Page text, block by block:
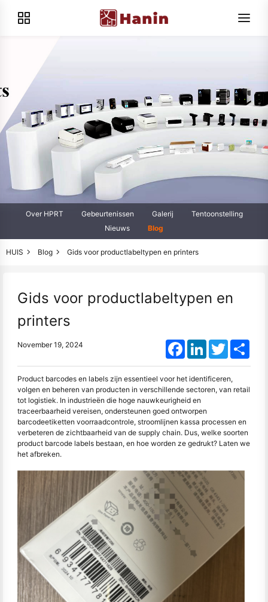
Over HPRT Gebeurtenissen Galerij
Tentoonstelling
Nieuws
Blog
HUIS Blog Gids voor productlabeltypen en printers
Gids voor productlabeltypen en
printers
November 19, 2024 FacebookLinkedInTwitter
Product barcodes en labels zijn essentieel voor het identificeren,
volgen en beheren van producten in verschillende sectoren, van retail
tot logistiek. In industrieën die hoge nauwkeurigheid en
traceerbaarheid vereisen, ondersteunen goed ontworpen
barcodeetiketten voorraadcontrole, stroomlijnen kassa processen en
verbeteren de zichtbaarheid van de supply chain. Dus, welke soorten
product barcode labels bestaan, en hoe worden ze gedrukt? Laten we
het afbreken.